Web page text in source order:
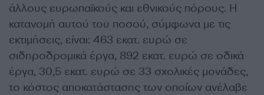
άλλους ευρωπαϊκούς και εθνικούς πόρους. Η
κατανομή αυτού του ποσού, σύμφωνα με τις
εκτιμήσεις, είναι: 463 εκατ. ευρώ σε
σιδηροδρομικά έργα, 892 εκατ. ευρώ σε οδικά
έργα, 30,5 εκατ. ευρώ σε 33 σχολικές μονάδες,
το κόστος αποκατάστασης των οποίων ανέλαβε